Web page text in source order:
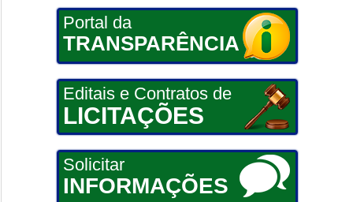
Portal da
TRANSPARÊNCIA
Editais e Contratos de
LICITAÇÕES
Solicitar
INFORMAÇÕES